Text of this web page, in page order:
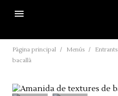
Pàgina principal Menús Entrants
bacallà